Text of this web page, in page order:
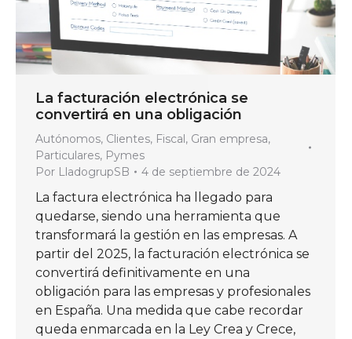
La facturación electrónica se
convertirá en una obligación
Autónomos, Clientes, Fiscal, Gran empresa,
Particulares, Pymes
Por LladogrupSB 4 de septiembre de 2024
La factura electrónica ha llegado para
quedarse, siendo una herramienta que
transformará la gestión en las empresas. A
partir del 2025, la facturación electrónica se
convertirá definitivamente en una
obligación para las empresas y profesionales
en España. Una medida que cabe recordar
queda enmarcada en la Ley Crea y Crece,